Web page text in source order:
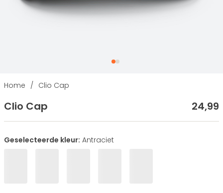
Home / Clio Cap
Clio Cap 24,99
Geselecteerde kleur: Antraciet